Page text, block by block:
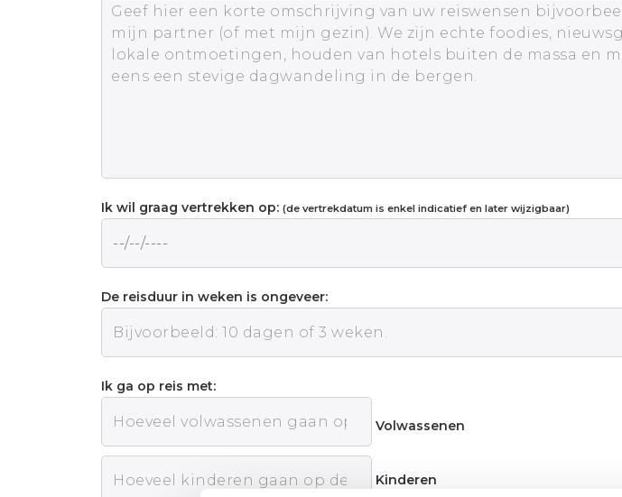
Ik wil graag vertrekken op: (de vertrekdatum is enkel indicatief en later wijzigbaar)
De reisduur in weken is ongeveer:
Ik ga op reis met:
Volwassenen
Kinderen